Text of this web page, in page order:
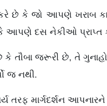
કે જો આપણે ખરાબ કાર્ય
આપણે દસ નેકીઓ પ્રાપ્ત
જરૂરી છે, તે ગુનાહો
જ નથી.
તરફ માર્ગદર્શન